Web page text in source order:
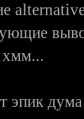
хмм...
эпик